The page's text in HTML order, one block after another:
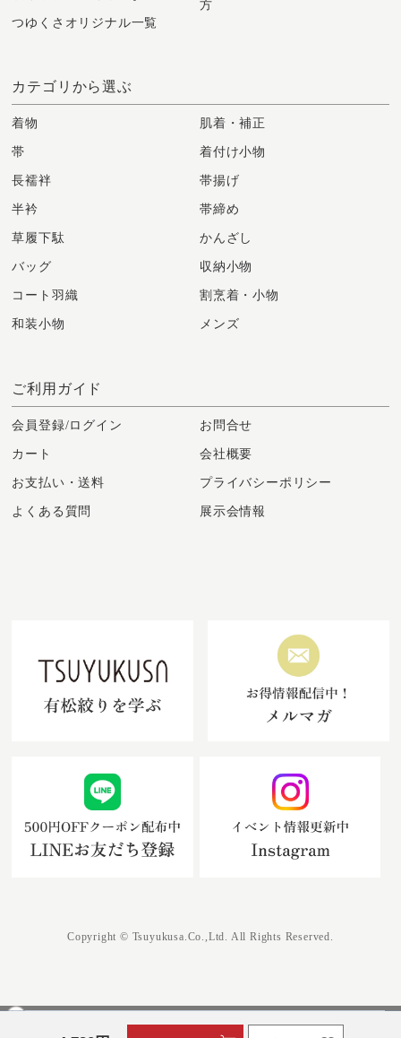
つゆくさオリジナル一覧
方
カテゴリから選ぶ
着物
帯
長襦袢
半衿
草履下駄
バッグ
コート羽織
和装小物
肌着・補正
着付け小物
帯揚げ
帯締め
かんざし
収納小物
割烹着・小物
メンズ
ご利用ガイド
会員登録/ログイン
カート
お支払い・送料
よくある質問
お問合せ
会社概要
プライバシーポリシー
展示会情報
Copyright © Tsuyukusa.Co.,Ltd. All Rights Reserved.